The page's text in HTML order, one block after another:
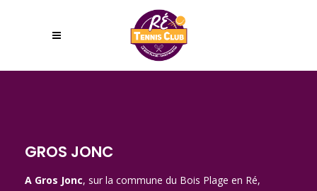
GROS JONC
A Gros Jonc, sur la commune du Bois Plage en Ré,